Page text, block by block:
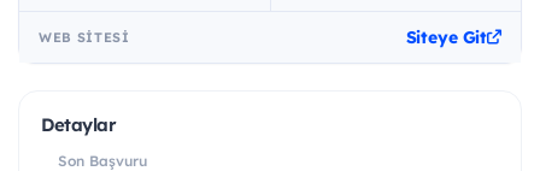
WEB SITESI Siteye Git
Detaylar
Son Başvuru